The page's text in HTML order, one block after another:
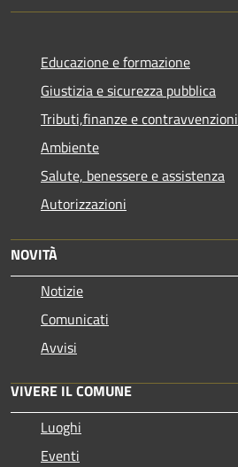
Educazione e formazione
Giustizia e sicurezza pubblica
Tributi,finanze e contravvenzioni
Ambiente
Salute, benessere e assistenza
Autorizzazioni
NOVITÀ
Notizie
Comunicati
Avvisi
VIVERE IL COMUNE
Luoghi
Eventi